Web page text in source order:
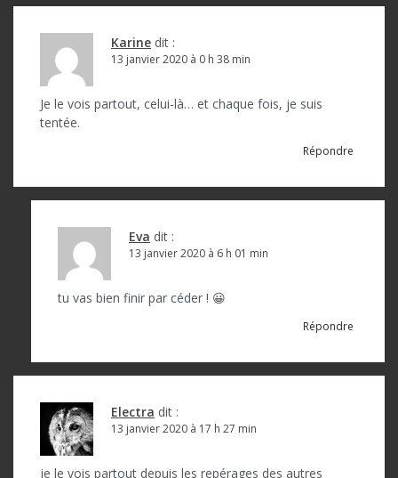
Karine dit :
13 janvier 2020 à 0 h 38 min
Je le vois partout, celui-là… et chaque fois, je suis
tentée.
Répondre
Eva dit :
13 janvier 2020 à 6 h 01 min
tu vas bien finir par céder ! 😀
Répondre
Electra dit :
13 janvier 2020 à 17 h 27 min
je le vois partout depuis les repérages des autres